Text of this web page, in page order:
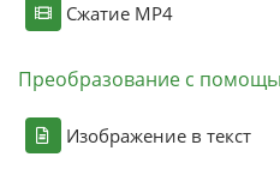
Сжатие MP4
Преобразование с
Изображение в текст